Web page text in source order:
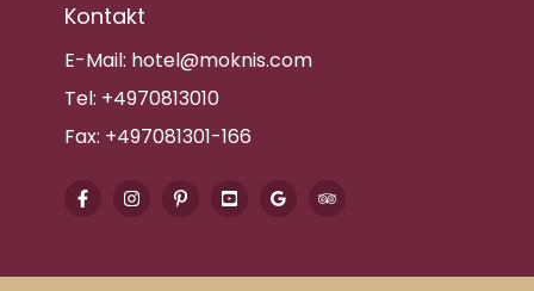
Kontakt
E-Mail: hotel@moknis.com
Tel: +4970813010
Fax: +497081301-166